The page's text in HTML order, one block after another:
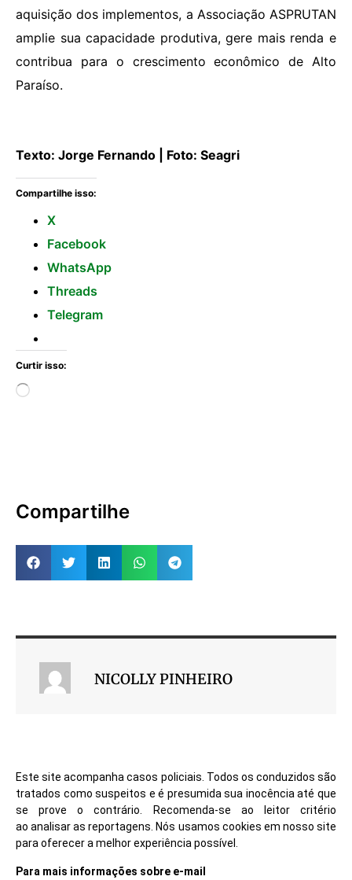
aquisição dos implementos, a Associação ASPRUTAN
amplie sua capacidade produtiva, gere mais renda e
contribua para o crescimento econômico de Alto
Paraíso.
Texto: Jorge Fernando | Foto: Seagri
Compartilhe isso:
X
Facebook
WhatsApp
Threads
Telegram
Curtir isso:
Compartilhe
NICOLLY PINHEIRO
Este site acompanha casos policiais. Todos os conduzidos são
tratados como suspeitos e é presumida sua inocência até que
se prove o contrário. Recomenda-se ao leitor critério
ao analisar as reportagens. Nós usamos cookies em nosso site
para oferecer a melhor experiência possível.
Para mais informações sobre e-mail